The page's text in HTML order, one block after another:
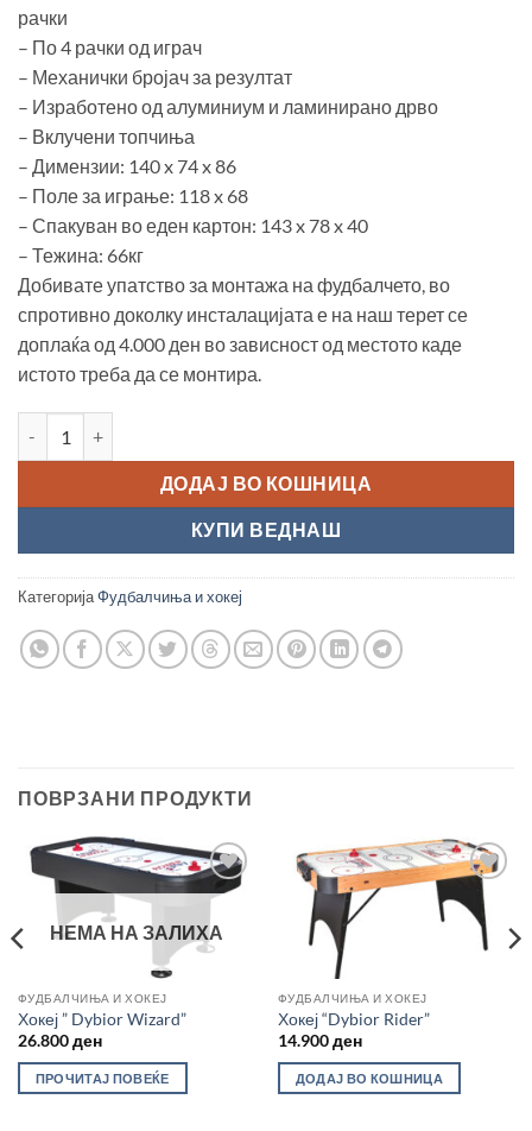
рачки
– По 4 рачки од играч
– Механички бројач за резултат
– Изработено од алуминиум и ламинирано дрво
– Вклучени топчиња
– Димензии: 140 x 74 x 86
– Поле за играње: 118 x 68
– Спакуван во еден картон: 143 x 78 x 40
– Тежина: 66кг
Добивате упатство за монтажа на фудбалчето, во
спротивно доколку инсталацијата е на наш терет се
доплаќа од 4.000 ден во зависност од местото каде
истото треба да се монтира.
ДОДАЈ ВО КОШНИЦА
КУПИ ВЕДНАШ
КатегоријаФудбалчиња и хокеј
ПОВРЗАНИ ПРОДУКТИ
Во
НЕМА НА ЗАЛИХА
ФУДБАЛЧИЊА И ХОКЕЈ
Хокеј ” Dybior Wizard”
26.800ден
ПРОЧИТАЈ ПОВЕЌЕ
желботека
ФУДБАЛЧИЊА И ХОКЕЈ
Хокеј “Dybior Rider”
14.900ден
ДОДАЈ ВО КОШНИЦА